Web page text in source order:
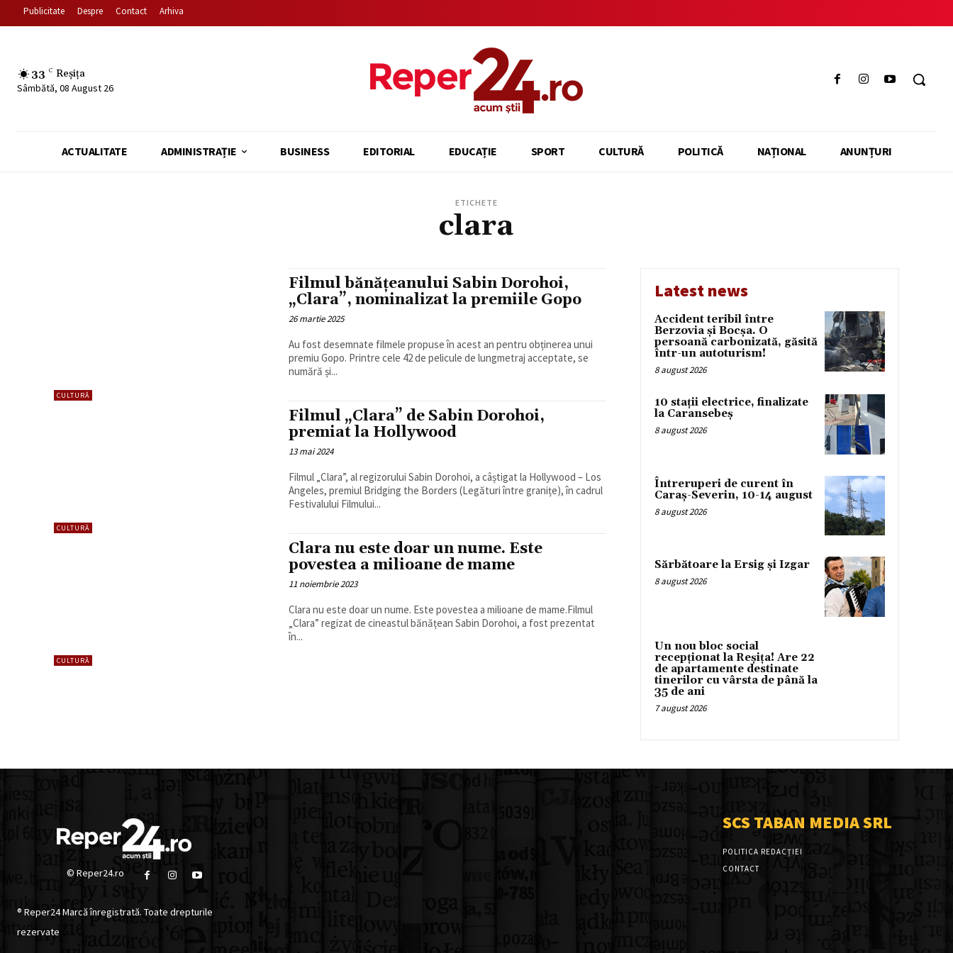
Publicitate Despre Contact Arhiva
33 C Reșița
Sâmbătă, 08 August 26
ACTUALITATE ADMINISTRAȚIE BUSINESS EDITORIAL EDUCAȚIE SPORT CULTURĂ POLITICĂ NAȚIONAL ANUNȚURI
ETICHETE
clara
CULTURĂ
Filmul bănățeanului Sabin Dorohoi,
„Clara”, nominalizat la premiile Gopo
26 martie 2025
Au fost desemnate filmele propuse în acest an pentru obținerea unui
premiu Gopo. Printre cele 42 de pelicule de lungmetraj acceptate, se
numără și...
CULTURĂ
Filmul „Clara” de Sabin Dorohoi,
premiat la Hollywood
13 mai 2024
Filmul „Clara”, al regizorului Sabin Dorohoi, a câștigat la Hollywood – Los
Angeles, premiul Bridging the Borders (Legături între granițe), în cadrul
Festivalului Filmului...
CULTURĂ
Clara nu este doar un nume. Este
povestea a milioane de mame
11 noiembrie 2023
Clara nu este doar un nume. Este povestea a milioane de mame.Filmul
„Clara” regizat de cineastul bănățean Sabin Dorohoi, a fost prezentat
în...
Latest news
Accident teribil între
Berzovia și Bocșa. O
persoană carbonizată, găsită
într-un autoturism!
8 august 2026
10 stații electrice, finalizate
la Caransebeș
8 august 2026
Întreruperi de curent în
Caraș-Severin, 10-14 august
8 august 2026
Sărbătoare la Ersig și Izgar
8 august 2026
Un nou bloc social
recepționat la Reșița! Are 22
de apartamente destinate
tinerilor cu vârsta de până la
35 de ani
7 august 2026
© Reper24.ro
® Reper24 Marcă înregistrată. Toate drepturile
rezervate
SCS TABAN MEDIA SRL
POLITICA REDACȚIEI
CONTACT